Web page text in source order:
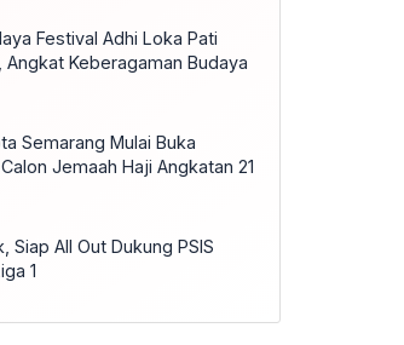
Festival Adhi Loka Pati
Angkat Keberagaman Budaya
Semarang Mulai Buka
Jemaah Haji Angkatan 21
Siap All Out Dukung PSIS
1